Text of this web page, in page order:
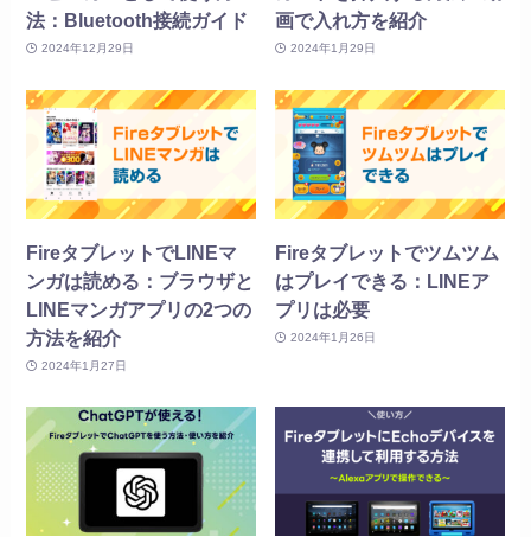
法：Bluetooth接続ガイド
2024年12月29日
画で入れ方を紹介
2024年1月29日
FireタブレットでLINEマ
ンガは読める：ブラウザと
LINEマンガアプリの2つの
方法を紹介
2024年1月27日
Fireタブレットでツムツム
はプレイできる：LINEア
プリは必要
2024年1月26日